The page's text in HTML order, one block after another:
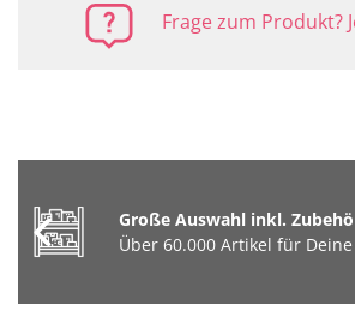
Frage zum Produkt?
Große Auswahl inkl.
Über 60.000 Artikel für